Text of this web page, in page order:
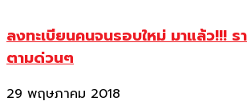
ลงทะเบียนคนจนรอบใหม่ มาแล้ว!!!
ตามด่วนๆ
29 พฤษภาคม 2018